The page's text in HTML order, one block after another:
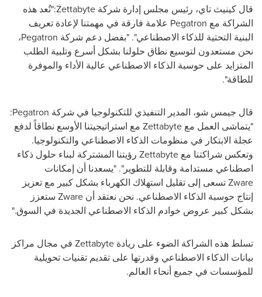
قال كينيث تاي، رئيس مجلس إدارة شركة Zettabyte:"تُعد هذه
الشراكة مع Pegatron علامة فارقة في مهمتنا لإعادة تعريف
البنية التحتية للذكاء الاصطناعي". "بفضل دعم شركة Pegatron،
نحن مستعدون لتوسيع نطاق حلولنا بشكل أسرع وتلبية الطلب
المتزايد على حوسبة الذكاء الاصطناعي عالية الأداء والموفرة
للطاقة".
قال جيمس شو، المدير التنفيذي للتكنولوجيا في شركة Pegatron
:
"يتماشى العمل مع Zettabyte مع استراتيجيتنا الأوسع نطاقاً لدفع
عجلة الابتكار في منظومات الذكاء الاصطناعي والتكنولوجيا.
وتعكس شراكتنا مع Zettabyte رؤيتنا المشتركة لبناء حلول ذكاء
اصطناعي مستدامة وقابلة للتطوير". "يسعدنا أن إمكانات
Zwareتسعى إلى تقليل استهلاك الكهرباء بشكل كبير مع تعزيز
إنتاج حوسبة الذكاء الاصطناعي. نحن نعتقد أن Zware ستعزز
بشكل كبير عروض خوادم الذكاء الاصطناعي الجديدة في السوق."
تسلط هذه الشراكة الضوء على ريادة Zettabyte في مجال مراكز
بيانات الذكاء الاصطناعي وقدرتها على تقديم تقنيات تحويلية
للمؤسسات في جميع أنحاء العالم.